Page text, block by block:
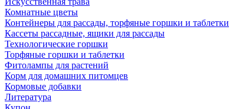
Комнатные цветы
Контейнеры для рассады, торфяные горшки и таблетки
Кассеты рассадные, ящики для рассады
Технологические горшки
Торфяные горшки и таблетки
Фитолампы для растений
Корм для домашних питомцев
Кормовые добавки
Литература